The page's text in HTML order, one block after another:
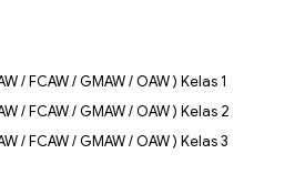
/ FCAW / GMAW / OAW ) Kelas 1
/ FCAW / GMAW / OAW ) Kelas 2
/ FCAW / GMAW / OAW ) Kelas 3